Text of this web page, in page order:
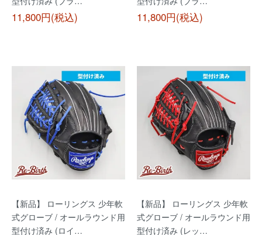
11,800円(税込) 11,800円(税込)
【新品】 ローリングス 少年軟
式グローブ / オールラウンド用
型付け済み (ロイ…
【新品】 ローリングス 少年軟
式グローブ / オールラウンド用
型付け済み (レッ…